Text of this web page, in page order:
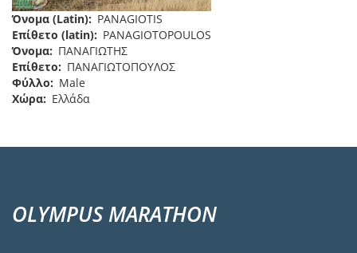
Όνομα (Latin)
PANAGIOTIS
Επίθετο (latin)
PANAGIOTOPOULOS
Όνομα
ΠΑΝΑΓΙΩΤΗΣ
Επίθετο
ΠΑΝΑΓΙΩΤΟΠΟΥΛΟΣ
Φύλλο
Male
Χώρα
Ελλάδα
OLYMPUS MARATHON